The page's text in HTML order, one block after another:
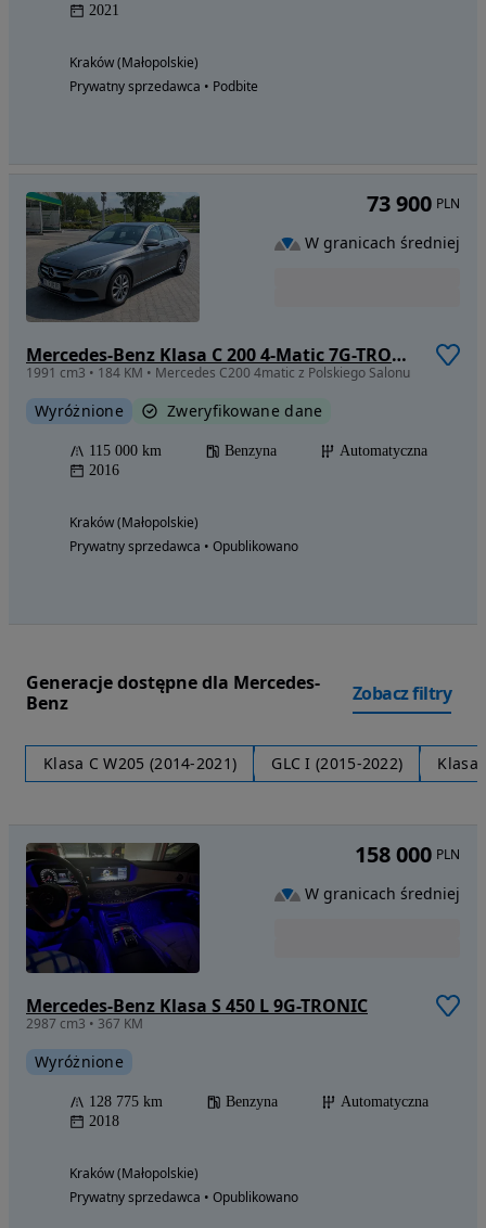
2021
Kraków (Małopolskie)
Prywatny sprzedawca • Podbite
Mercedes-Benz Klasa C 200 4-Matic 7G-TRONIC
1991 cm3 • 184 KM • Mercedes C200 4matic z Polskiego Salonu
Wyróżnione Zweryfikowane dane
115 000 km Benzyna
Automatyczna
2016
Kraków (Małopolskie)
Prywatny sprzedawca • Opublikowano
73 900 PLN
W granicach średniej
Generacje dostępne dla Mercedes-
Benz
Zobacz filtry
Klasa C W205 (2014-2021) GLC I (2015-2022) Klasa
Mercedes-Benz Klasa S 450 L 9G-TRONIC
2987 cm3 • 367 KM
Wyróżnione
128 775 km Benzyna
Automatyczna
2018
Kraków (Małopolskie)
Prywatny sprzedawca • Opublikowano
158 000 PLN
W granicach średniej